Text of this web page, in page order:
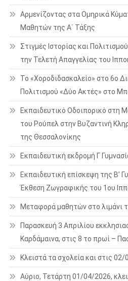
Αρμενίζοντας στα Ομηρικά
Μαθητών της Α΄ Τάξης
Στιγμές Ιστορίας και
την Τελετή Απαγγελίας του
Το «Χοροδιδασκαλείο» στο 6ο
Πολιτισμού «Δύο Ακτές» στο
Εκπαιδευτικό Οδοιπορικό στη
του Ρούπελ στην Βυζαντινή
της Θεσσαλονίκης
Εκπαιδευτική εκδρομή Γ
Εκπαιδευτική επίσκεψη της Β’
Έκθεση Ζωγραφικής του 1ου
Μεταφορά μαθητών στο λιμάνι
Παρασκευή 3 Απριλίου
Καρδάμαινα, στις 8 το πρωί –
Κλειστά τα σχολεία και στις
Αύριο, Τετάρτη 01/04/2026,